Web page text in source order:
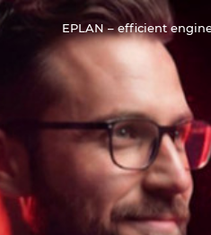
EPLAN – efficient